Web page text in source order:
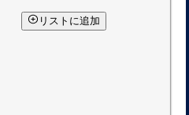
リストに追加